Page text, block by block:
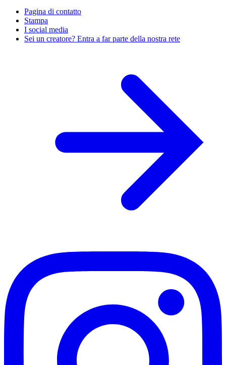
Pagina di contatto
Stampa
I social media
Sei un creatore? Entra a far parte della nostra rete